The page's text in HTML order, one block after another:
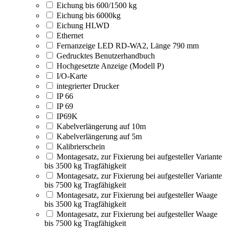
Eichung bis 600/1500 kg
Eichung bis 6000kg
Eichung HLWD
Ethernet
Fernanzeige LED RD-WA2, Länge 790 mm
Gedrucktes Benutzerhandbuch
Hochgesetzte Anzeige (Modell P)
I/O-Karte
integrierter Drucker
IP 66
IP 69
IP69K
Kabelverlängerung auf 10m
Kabelverlängerung auf 5m
Kalibrierschein
Montagesatz, zur Fixierung bei aufgesteller Variante
bis 3500 kg Tragfähigkeit
Montagesatz, zur Fixierung bei aufgesteller Variante
bis 7500 kg Tragfähigkeit
Montagesatz, zur Fixierung bei aufgesteller Waage
bis 3500 kg Tragfähigkeit
Montagesatz, zur Fixierung bei aufgesteller Waage
bis 7500 kg Tragfähigkeit